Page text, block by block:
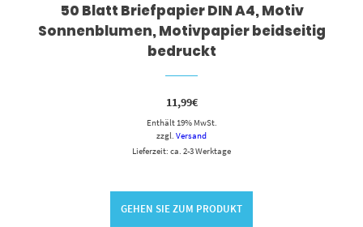
50 Blatt Briefpapier DIN A4, Motiv
Sonnenblumen, Motivpapier beidseitig
bedruckt
11,99€
Enthält 19% MwSt.
zzgl. Versand
Lieferzeit: ca. 2-3 Werktage
GEHEN SIE ZUM PRODUKT